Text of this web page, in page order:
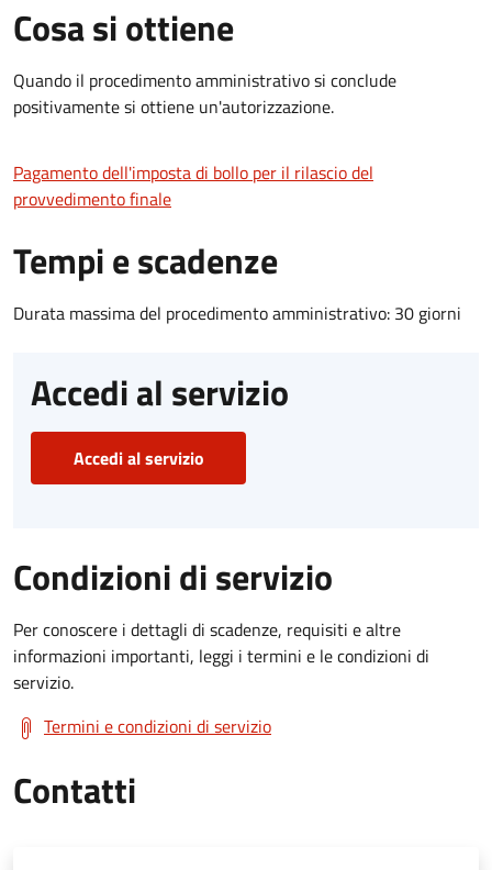
Cosa si ottiene
Quando il procedimento amministrativo si conclude
positivamente si ottiene un'autorizzazione.
Pagamento dell'imposta di bollo per il rilascio del
provvedimento finale
Tempi e scadenze
Durata massima del procedimento amministrativo: 30 giorni
Accedi al servizio
Accedi al servizio
Condizioni di servizio
Per conoscere i dettagli di scadenze, requisiti e altre
informazioni importanti, leggi i termini e le condizioni di
servizio.
Termini e condizioni di servizio
Contatti